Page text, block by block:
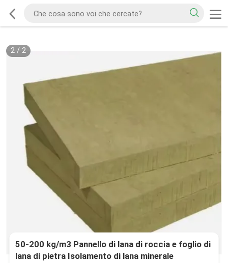
2/ 2
50-200 kg/m3 Pannello di lana di roccia e foglio di
lana di pietra Isolamento di lana minerale